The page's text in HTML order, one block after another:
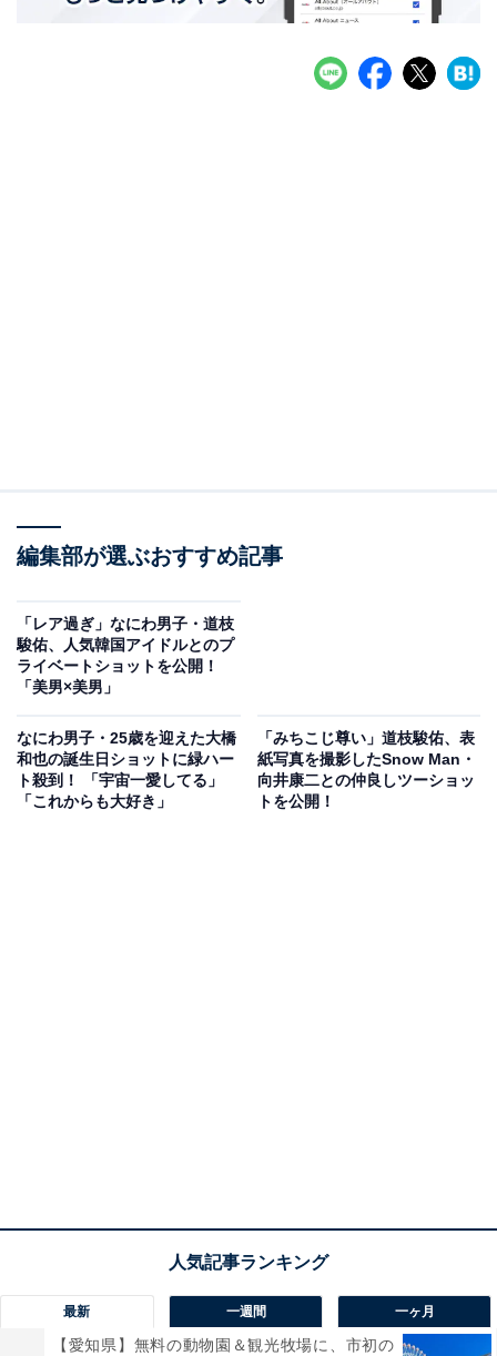
編集部が選ぶおすすめ記事
「レア過ぎ」なにわ男子・道枝
駿佑、人気韓国アイドルとのプ
ライベートショットを公開！
「美男×美男」
なにわ男子・25歳を迎えた大橋
和也の誕生日ショットに緑ハー
ト殺到！ 「宇宙一愛してる」
「これからも大好き」
「みちこじ尊い」道枝駿佑、表
紙写真を撮影したSnow Man・
向井康二との仲良しツーショッ
トを公開！
最新 一週間 一ヶ月
【愛知県】無料の動物園＆観光牧場に、市初の